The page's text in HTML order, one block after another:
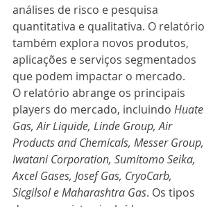
análises de risco e pesquisa
quantitativa e qualitativa. O relatório
também explora novos produtos,
aplicações e serviços segmentados
que podem impactar o mercado.
O relatório abrange os principais
players do mercado, incluindo Huate
Gas, Air Liquide, Linde Group, Air
Products and Chemicals, Messer Group,
Iwatani Corporation, Sumitomo Seika,
Axcel Gases, Josef Gas, CryoCarb,
Sicgilsol e Maharashtra Gas. Os tipos